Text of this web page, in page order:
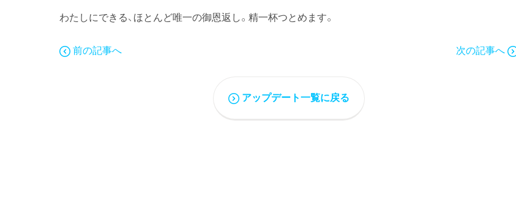
わたしにできる、ほとんど唯一の御恩返し。精一杯つとめます。
前の記事へ 次の記事へ
アップデート一覧に戻る